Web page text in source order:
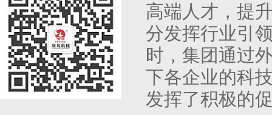
高端人才，提
分发挥行业引
时，集团通过
下各企业的科
发挥了积极的